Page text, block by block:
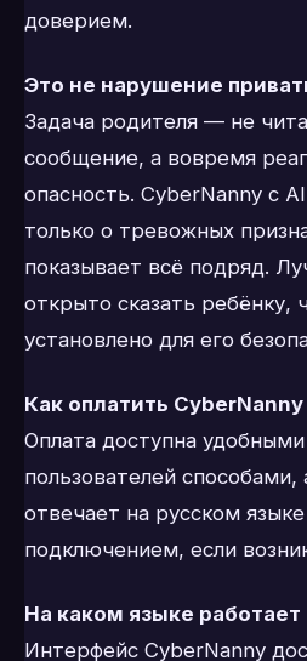
доверием.
Это не нарушение
Задача родителя — не
сообщение, а вовремя
опасность. CyberNanny с
только о тревожных
показывает всё подряд.
открыто сказать ребёнку,
установлено для его
Как оплатить
Оплата доступна
пользователей
отвечает на русском
подключением, если
На каком языке
Интерфейс CyberNanny